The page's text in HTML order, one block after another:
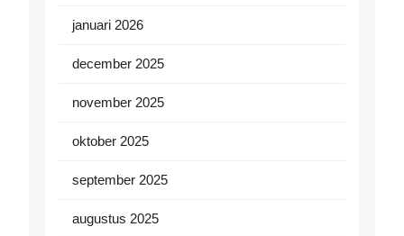
januari 2026
december 2025
november 2025
oktober 2025
september 2025
augustus 2025